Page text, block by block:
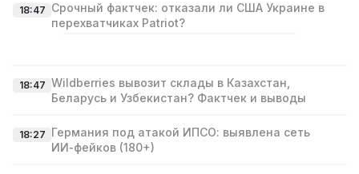
18:47 Срочный фактчек: отказали ли США Украине в
перехватчиках Patriot?
18:47 Wildberries вывозит склады в Казахстан,
Беларусь и Узбекистан? Фактчек и выводы
18:27 Германия под атакой ИПСО: выявлена сеть
ИИ‑фейков (180+)